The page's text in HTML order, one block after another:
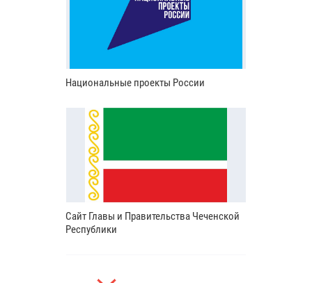
Национальные проекты России
Сайт Главы и Правительства Чеченской
Республики